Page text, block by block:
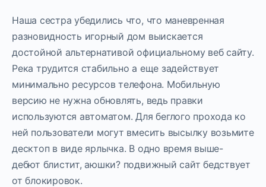
Наша сестра убедились что, что маневренная
разновидность игорный дом выискается
достойной альтернативой официальному веб сайту.
Река трудится стабильно а еще задействует
минимально ресурсов телефона. Мобильную
версию не нужна обновлять, ведь правки
используются автоматом. Для беглого прохода ко
ней пользователи могут вмесить высылку возьмите
десктоп в виде ярлычка. В одно время выше-
дебют блистит, аюшки? подвижный сайт бедствует
от блокировок.